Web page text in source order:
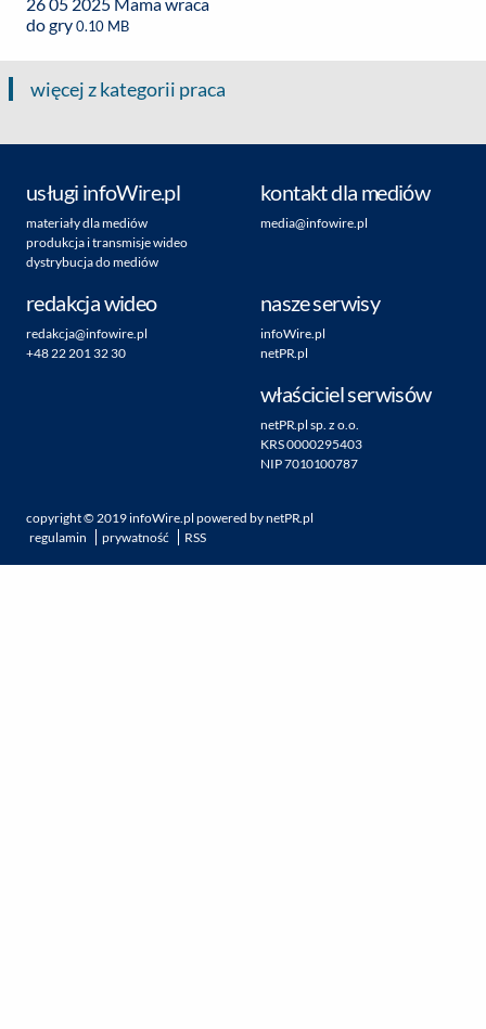
26 05 2025 Mama wraca
do gry0.10 MB
więcej z kategorii praca
usługi infoWire.pl
materiały dla mediów
produkcja i transmisje wideo
dystrybucja do mediów
kontakt dla mediów
media@infowire.pl
redakcja wideo
redakcja@infowire.pl
+48 22 201 32 30
nasze serwisy
infoWire.pl
netPR.pl
właściciel serwisów
netPR.pl sp. z o.o.
KRS 0000295403
NIP 7010100787
copyright ©2019infoWire.pl powered bynetPR.pl
regulamin
prywatność RSS